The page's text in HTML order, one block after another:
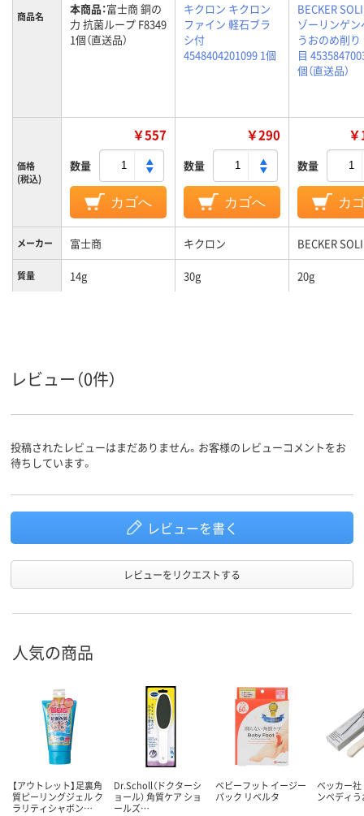
商品名 本商品：富士商 銅の
力 抗菌ループ F8349
1個（直送品）
キクロン キクロン
ファイン 軽石ブラ
シ付
4548404201099 1個
BECKER
ゾーリンゲ
うおのめ削り
目
個（直送品）
価格
(税込)
￥557
数量
カゴへ
￥290
数量
カゴへ
数量
カ
メーカー 富士商 キクロン BECKER
質量 14g 30g 20g
レビュー（0件）
投稿されたレビューはまだありません。お客様のレビューコメントをお
待ちしています。
レビューを書く
レビューをリクエストする
人気の商品
【アウトレット】足裏角
質ピーリングジェル ク
ラリティシャボン…
Dr.Scholl（ドクターシ
ョール） 角質ケア ショ
ールズ…
ベビーフット イージー
パック リベルタ
ベッカー
ンペディ